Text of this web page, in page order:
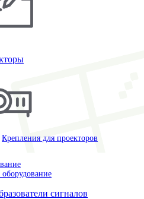
Крепления для проекторов
сигналов